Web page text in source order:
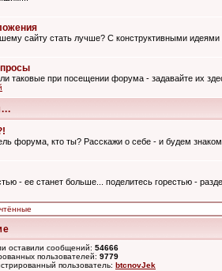
сайту стать лучше? С конструктивными
таковые при посещении форума - задавайте их
форума, кто ты? Расскажи о себе - и будем
- ее станет больше... поделитесь горестью -
оставили сообщений: 54666
пользователей: 9779
пользователь: btcnovJek